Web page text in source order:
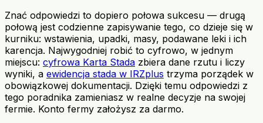
Znać odpowiedzi to dopiero połowa sukcesu — drugą
połową jest codzienne zapisywanie tego, co dzieje się w
kurniku: wstawienia, upadki, masy, podawane leki i ich
karencja. Najwygodniej robić to cyfrowo, w jednym
miejscu: cyfrowa Karta Stada zbiera dane rzutu i liczy
wyniki, a ewidencja stada w IRZplus trzyma porządek w
obowiązkowej dokumentacji. Dzięki temu odpowiedzi z
tego poradnika zamieniasz w realne decyzje na swojej
fermie. Konto fermy założysz za darmo.